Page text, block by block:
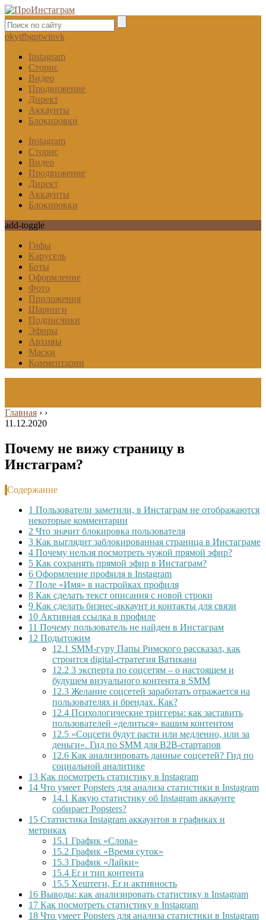
okytfbgptwinvk
Instagram
Сторис
Видео
Продвижение
Директ
Аккаунты
Блокировки
Instagram
Сторис
Видео
Продвижение
Директ
Аккаунты
Блокировки
add-toggle
Гифы
Карусель
Боты
Оформление
Фото
Приложения
Шаринги
Подписчики
Эфиры
Архивы
Маски
Комментарии
Главная › ›
11.12.2020
Почему не вижу страницу в
Инстаграм?
Содержание
1 Пользователи заметили, в Инстаграм не отображаются
некоторые комментарии
2 Что значит блокировка пользователя
3 Как выглядит заблокированная страница в Инстаграме
4 Почему нельзя посмотреть чужой прямой эфир?
5 Как сохранять прямой эфир в Инстаграм?
6 Оформление профиля в Instagram
7 Поле «Имя» в настройках профиля
8 Как сделать текст описания с новой строки
9 Как сделать бизнес-аккаунт и контакты для связи
10 Активная ссылка в профиле
11 Почему пользователь не найден в Инстаграм
12 Подытожим
12.1 SMM-гуру Папы Римского рассказал, как
строится digital-стратегия Ватикана
12.2 3 эксперта по соцсетям – о настоящем и
будущем визуального контента в SMM
12.3 Желание соцсетей заработать отражается на
пользователях и брендах. Как?
12.4 Психологические триггеры: как заставить
пользователей «делиться» вашим контентом
12.5 «Соцсети будут расти или медленно, или за
деньги». Гид по SMM для B2B-стартапов
12.6 Как анализировать данные соцсетей? Гид по
социальной аналитике
13 Как посмотреть статистику в Instagram
14 Что умеет Popsters для анализа статистики в Instagram
14.1 Какую статистику об Instagram аккаунте
собирает Popsters?
15 Статистика Instagram аккаунтов в графиках и
метриках
15.1 График «Слова»
15.2 График «Время суток»
15.3 График «Лайки»
15.4 Er и тип контента
15.5 Хештеги, Er и активность
16 Выводы: как анализировать статистику в Instagram
17 Как посмотреть статистику в Instagram
18 Что умеет Popsters для анализа статистики в Instagram